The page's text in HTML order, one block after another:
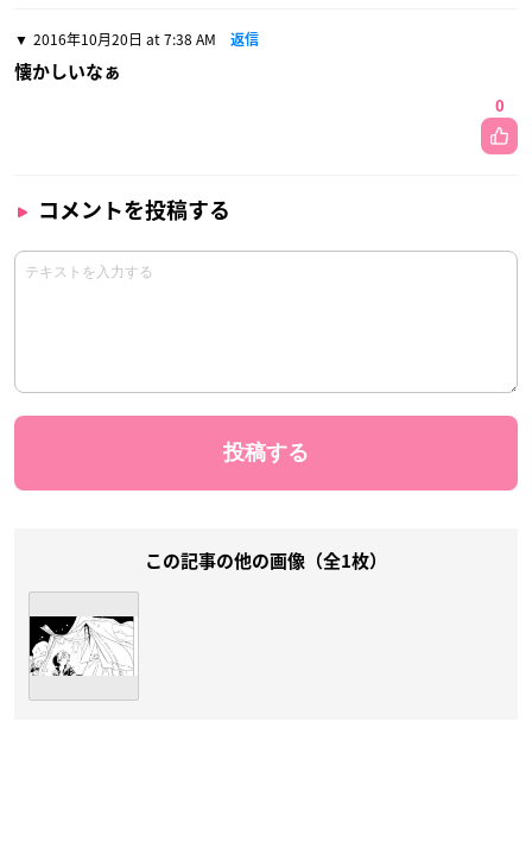
2016年10月20日 at 7:38 AM 返信
懐かしいなぁ
0
コメントを投稿する
この記事の他の画像（全1枚）